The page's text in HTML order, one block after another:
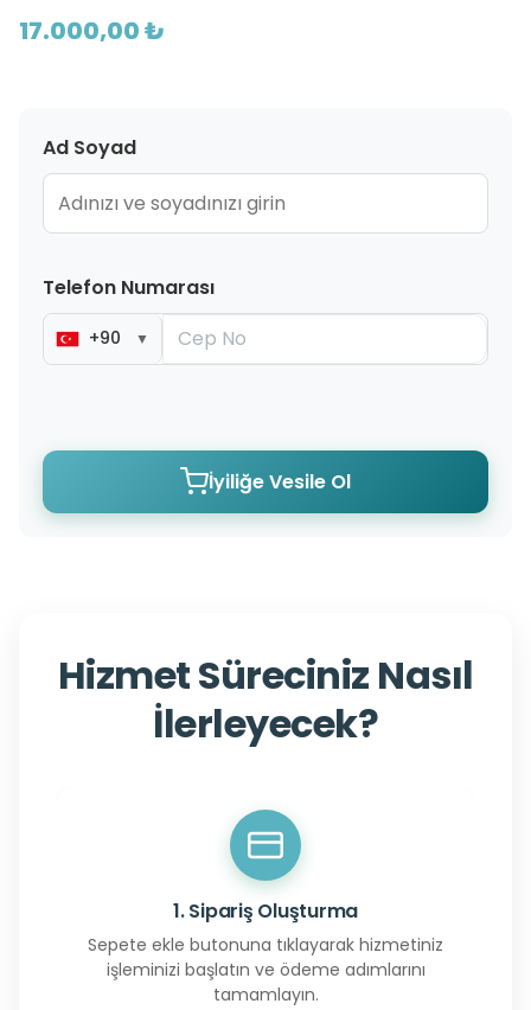
17.000,00 ₺
Ad Soyad
Telefon Numarası
+90 ▼
İyiliğe Vesile Ol
Hizmet Süreciniz Nasıl
İlerleyecek?
1. Sipariş Oluşturma
Sepete ekle butonuna tıklayarak hizmetiniz
işleminizi başlatın ve ödeme adımlarını
tamamlayın.